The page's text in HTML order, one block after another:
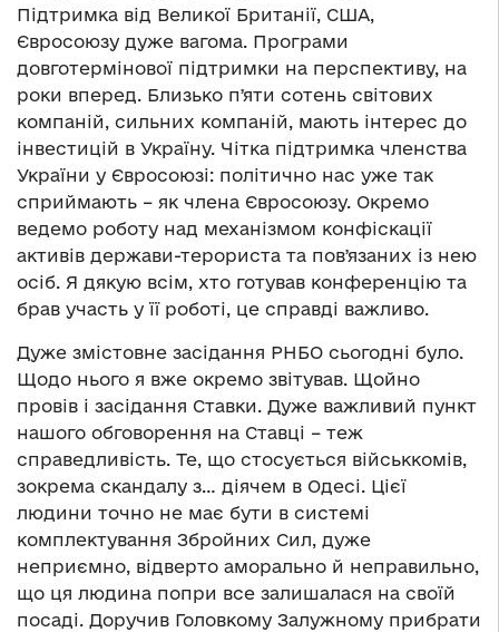
Підтримка від Великої Британії, США,
Євросоюзу дуже вагома. Програми
довготермінової підтримки на перспективу, на
роки вперед. Близько пʼяти сотень світових
компаній, сильних компаній, мають інтерес до
інвестицій в Україну. Чітка підтримка членства
України у Євросоюзі: політично нас уже так
сприймають – як члена Євросоюзу. Окремо
ведемо роботу над механізмом конфіскації
активів держави-терориста та повʼязаних із нею
осіб. Я дякую всім, хто готував конференцію та
брав участь у її роботі, це справді важливо.
Дуже змістовне засідання РНБО сьогодні було.
Щодо нього я вже окремо звітував. Щойно
провів і засідання Ставки. Дуже важливий пункт
нашого обговорення на Ставці – теж
справедливість. Те, що стосується військкомів,
зокрема скандалу з… діячем в Одесі. Цієї
людини точно не має бути в системі
комплектування Збройних Сил, дуже
неприємно, відверто аморально й неправильно,
що ця людина попри все залишалася на своїй
посаді. Доручив Головкому Залужному прибрати